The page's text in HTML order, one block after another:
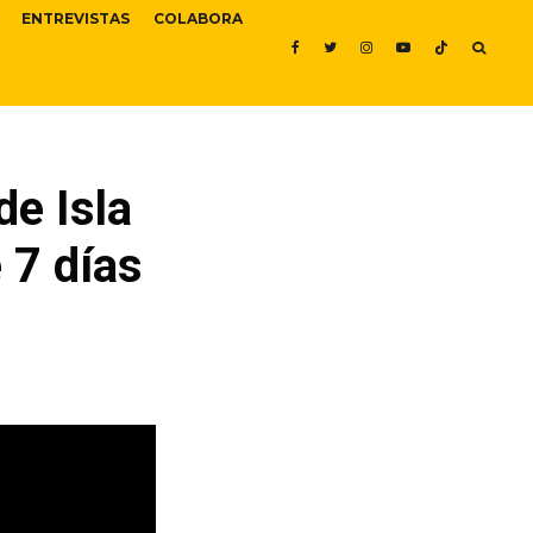
ENTREVISTAS COLABORA
Isla
7 días